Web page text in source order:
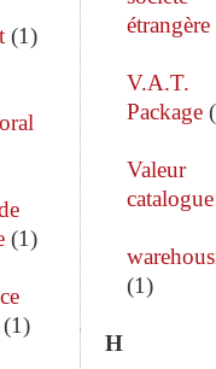
(1)
(1)
(1)
étrangère
V.A.T.
Package(
Valeur
catalogue
(1)
H